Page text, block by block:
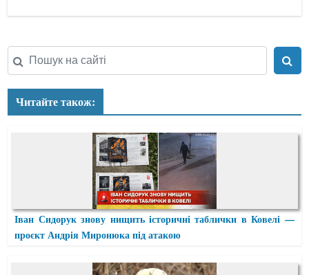
Читайте також:
Іван Сидорук знову нищить історичні таблички в Ковелі —
проєкт Андрія Миронюка під атакою